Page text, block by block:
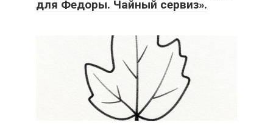
для Федоры. Чайный сервиз».